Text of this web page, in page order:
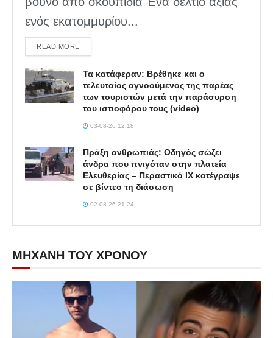
ενός εκατομμυρίου...
READ MOREDETAILS
Τα κατάφεραν: Βρέθηκε και ο
τελευταίος αγνοούμενος της παρέας
των τουριστών μετά την παράσυρση
του ιστιοφόρου τους (video)
03-08-26 12:18
Πράξη ανθρωπιάς: Οδηγός σώζει
άνδρα που πνιγόταν στην πλατεία
Ελευθερίας – Περαστικό ΙΧ κατέγραψε
σε βίντεο τη διάσωση
02-08-26 21:24
ΜΗΧΑΝΗ ΤΟΥ ΧΡΟΝΟΥ